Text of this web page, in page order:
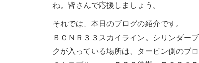
ね。皆さんで応援しましょう。
それでは、本日のブログの紹介です。
ＢＣＮＲ３３スカイライン。シリンダー
クが入っている場所は、タービン側のブ